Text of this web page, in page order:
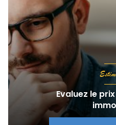
Evaluez le